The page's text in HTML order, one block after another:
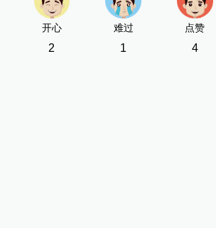
开心
2
难过
1
点赞
4